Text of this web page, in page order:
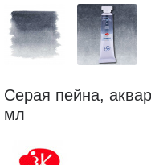
Серая пейна,
мл